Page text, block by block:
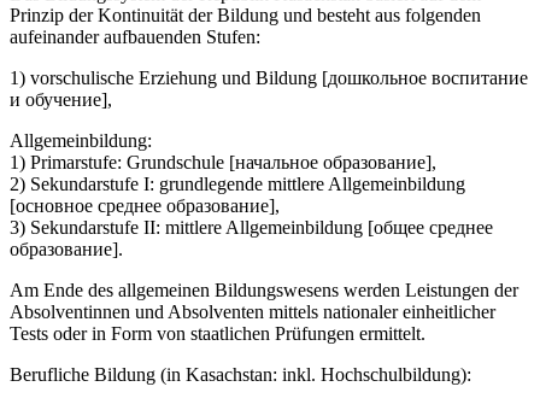
Prinzip der Kontinuität der Bildung und besteht aus folgenden
aufeinander aufbauenden Stufen:
1) vorschulische Erziehung und Bildung [дошкольное воспитание
и обучение],
Allgemeinbildung:
1) Primarstufe: Grundschule [начальное образование],
2) Sekundarstufe I: grundlegende mittlere Allgemeinbildung
[основное среднее образование],
3) Sekundarstufe II: mittlere Allgemeinbildung [общее cреднее
образование].
Am Ende des allgemeinen Bildungswesens werden Leistungen der
Absolventinnen und Absolventen mittels nationaler einheitlicher
Tests oder in Form von staatlichen Prüfungen ermittelt.
Berufliche Bildung (in Kasachstan: inkl. Hochschulbildung):